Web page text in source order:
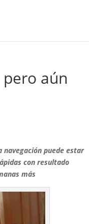
aún
puede estar
con resultado
más